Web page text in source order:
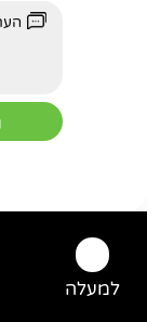
למעלה